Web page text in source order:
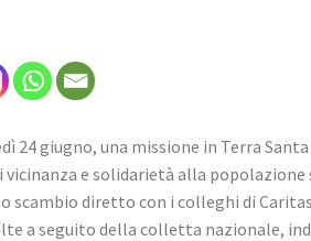
24 giugno, una missione in Terra
vicinanza e solidarietà alla
scambio diretto con i colleghi di
a seguito della colletta nazionale,